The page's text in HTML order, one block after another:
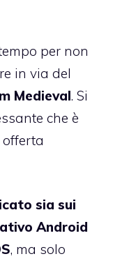
per non
in via del
Medieval. Si
che è
sia sui
Android
, ma solo